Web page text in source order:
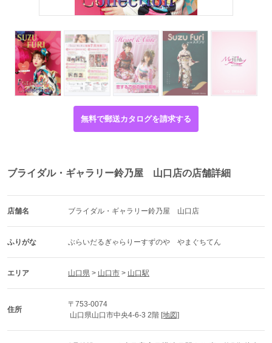
無料で郵送カタログを請求する
ブライダル・ギャラリー鈴乃屋 山口店の店舗詳細
店舗名 ブライダル・ギャラリー鈴乃屋　山口店
ふりがな ぶらいだるぎゃらりーすずのや　やまぐちてん
エリア 山口県 > 山口市 > 山口駅
住所
〒753-0074
山口県山口市中央4-6-3 2階 [地図]